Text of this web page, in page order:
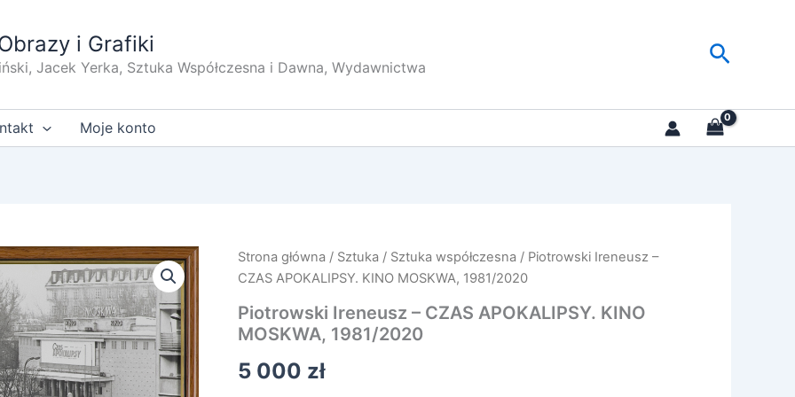
i Grafiki
Jacek Yerka, Sztuka Współczesna i Dawna, Wydawnictwa
Szukaj
Moje konto
Strona główna / Sztuka / Sztuka współczesna / Piotrowski Ireneusz –
CZAS APOKALIPSY. KINO MOSKWA, 1981/2020
Piotrowski Ireneusz – CZAS APOKALIPSY. KINO
MOSKWA, 1981/2020
5 000 zł